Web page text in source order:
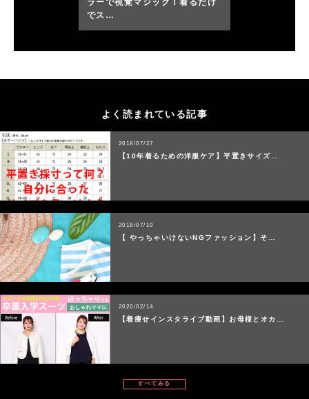
よく読まれている記事
2018/07/27
【10年着るための洋服ケア】平置きサイズ…
2018/07/10
【 やっちゃいけないNGファッション】そ…
2020/02/14
【着痩せインスタライブ動画】お母様とオカ…
すべてみる
ラーで視覚マジック！着るだけ
でス…